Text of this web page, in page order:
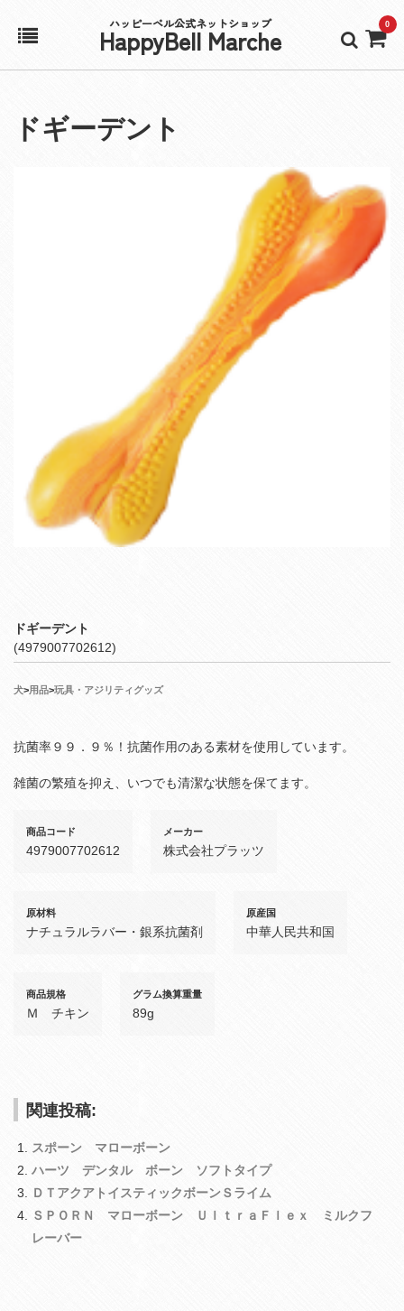
ハッピーベル公式ネットショップ
HappyBell Marche 0
アカウント
ドギーデント
ドギーデント
(4979007702612)
犬>用品>玩具・アジリティグッズ
抗菌率９９．９％！抗菌作用のある素材を使用しています。
雑菌の繁殖を抑え、いつでも清潔な状態を保てます。
商品コード
4979007702612
メーカー
株式会社プラッツ
原材料
ナチュラルラバー・銀系抗菌剤
原産国
中華人民共和国
商品規格
Ｍ チキン
グラム換算重量
89g
関連投稿:
スポーン マローボーン
ハーツ デンタル ボーン ソフトタイプ
ＤＴアクアトイスティックボーンＳライム
ＳＰＯＲＮ マローボーン ＵｌｔｒａＦｌｅｘ ミルクフ
レーバー